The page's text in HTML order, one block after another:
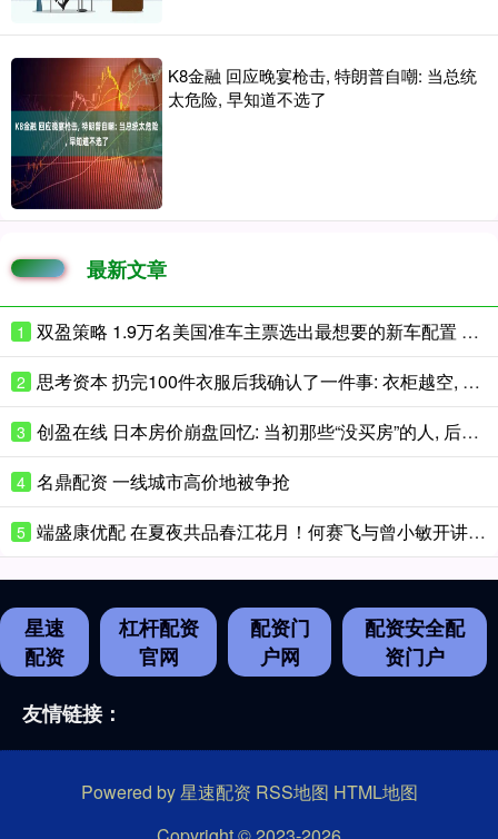
K8金融 回应晚宴枪击, 特朗普自嘲: 当总统
太危险, 早知道不选了
最新文章
1 双盈策略 1.9万名美国准车主票选出最想要的新车配置 结果竟是座椅加热
2 思考资本 扔完100件衣服后我确认了一件事: 衣柜越空, 人越轻松
3 创盈在线 日本房价崩盘回忆: 当初那些“没买房”的人, 后来都怎么样了?
4 名鼎配资 一线城市高价地被争抢
5 端盛康优配 在夏夜共品春江花月！何赛飞与曾小敏开讲花城文学课
星速
配资
杠杆配资
官网
配资门
户网
配资安全配
资门户
友情链接：
Powered by星速配资 RSS地图 HTML地图